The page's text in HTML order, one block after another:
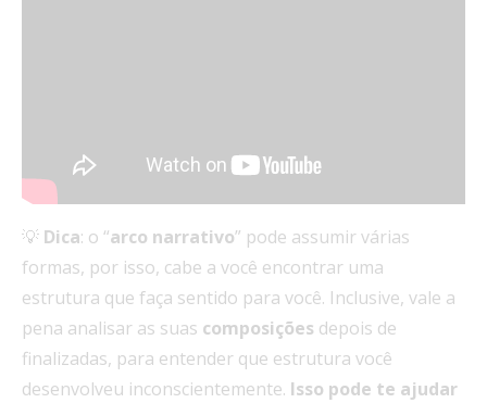
💡 Dica: o “arco narrativo” pode assumir várias
formas, por isso, cabe a você encontrar uma
estrutura que faça sentido para você. Inclusive, vale a
pena analisar as suas composições depois de
finalizadas, para entender que estrutura você
desenvolveu inconscientemente. Isso pode te ajudar